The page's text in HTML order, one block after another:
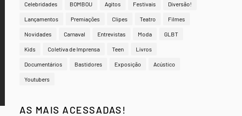
Celebridades BOMBOU Agitos Festivais Diversão!
Lançamentos Premiações Clipes Teatro Filmes
Novidades Carnaval Entrevistas Moda GLBT
Kids Coletiva de Imprensa Teen Livros
Documentários Bastidores Exposição Acústico
Youtubers
AS MAIS ACESSADAS!